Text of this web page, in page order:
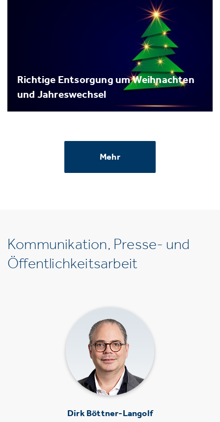
Richtige Entsorgung um Weihnachten
und Jahreswechsel
Mehr
Kommunikation, Presse- und
Öffentlichkeitsarbeit
Dirk Böttner-Langolf